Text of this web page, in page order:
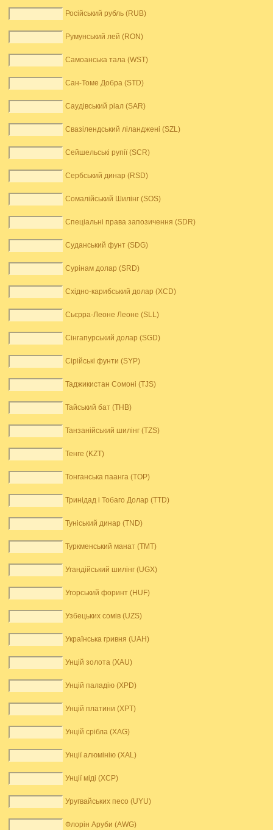
Російський рубль (RUB)
Румунський лей (RON)
Самоанська тала (WST)
Сан-Томе Добра (STD)
Саудівський ріал (SAR)
Свазілендський ліланджені (SZL)
Сейшельські рупії (SCR)
Сербський динар (RSD)
Сомалійський Шилінг (SOS)
Спеціальні права запозичення (SDR)
Суданський фунт (SDG)
Сурінам долар (SRD)
Східно-карибський долар (XCD)
Сьєрра-Леоне Леоне (SLL)
Сінгапурський долар (SGD)
Сірійські фунти (SYP)
Таджикистан Сомоні (TJS)
Тайський бат (THB)
Танзанійський шилінг (TZS)
Тенге (KZT)
Тонганська паанга (TOP)
Тринідад і Тобаго Долар (TTD)
Туніський динар (TND)
Туркменський манат (TMT)
Угандійський шилінг (UGX)
Угорський форинт (HUF)
Узбецьких сомів (UZS)
Українська гривня (UAH)
Унцій золота (XAU)
Унцій паладію (XPD)
Унцій платини (XPT)
Унцій срібла (XAG)
Унції алюмінію (XAL)
Унції міді (XCP)
Уругвайських песо (UYU)
Флорін Аруби (AWG)